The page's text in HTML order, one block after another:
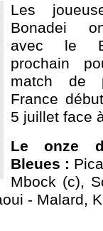
Les
Bonadei
avec le
prochain
match de
France
5 juillet face
Le onze
Bleues :
Mbock (c),
- Malard,